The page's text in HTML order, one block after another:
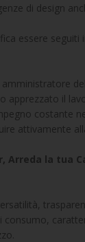
di design
essere
apprezzato il
costante
attivamente
Arreda la tua